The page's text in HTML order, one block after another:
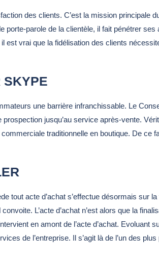
des clients. C’est la mission principale
porte-parole de la clientèle, il fait pénétrer
est vrai que la fidélisation des clients
SKYPE
une barrière infranchissable. Le
jusqu’au service après-vente.
traditionnelle en boutique. De ce
tout acte d’achat s’effectue désormais sur
L’acte d’achat n’est alors que la
en amont de l’acte d’achat. Evoluant
de l’entreprise. Il s’agit là de l’un des